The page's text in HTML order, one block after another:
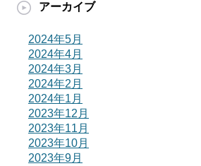
アーカイブ
2024年5月
2024年4月
2024年3月
2024年2月
2024年1月
2023年12月
2023年11月
2023年10月
2023年9月